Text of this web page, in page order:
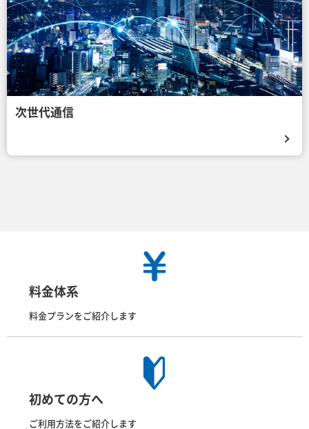
次世代通信
料金体系
料金プランをご紹介します
初めての方へ
ご利用方法をご紹介します